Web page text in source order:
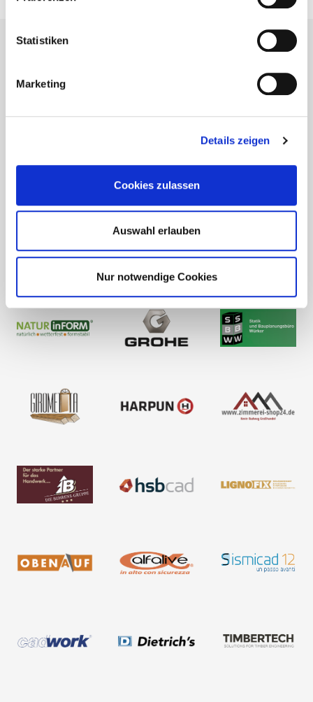
Statistiken
Marketing
Details zeigen
Cookies zulassen
Auswahl erlauben
Nur notwendige Cookies
Ingenieurholzbau